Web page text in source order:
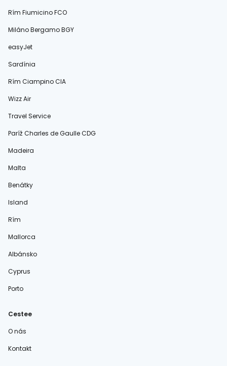
Rím Fiumicino FCO
Miláno Bergamo BGY
easyJet
Sardínia
Rím Ciampino CIA
Wizz Air
Travel Service
Paríž Charles de Gaulle CDG
Madeira
Malta
Benátky
Island
Rím
Mallorca
Albánsko
Cyprus
Porto
Cestee
O nás
Kontakt